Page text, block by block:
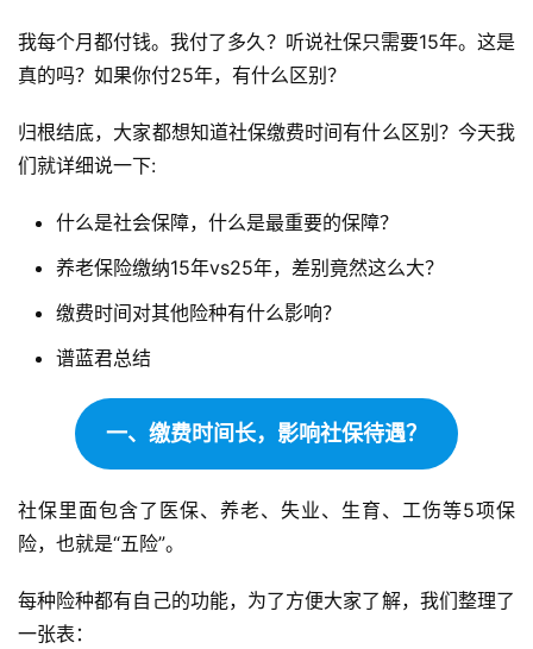
我每个月都付钱。我付了多久？听说社保只需要15年。这是
真的吗？如果你付25年，有什么区别？
归根结底，大家都想知道社保缴费时间有什么区别？今天我
们就详细说一下:
什么是社会保障，什么是最重要的保障？
养老保险缴纳15年vs25年，差别竟然这么大？
缴费时间对其他险种有什么影响？
谱蓝君总结
一、缴费时间长，影响社保待遇？
社保里面包含了医保、养老、失业、生育、工伤等5项保
险，也就是“五险”。
每种险种都有自己的功能，为了方便大家了解，我们整理了
一张表：